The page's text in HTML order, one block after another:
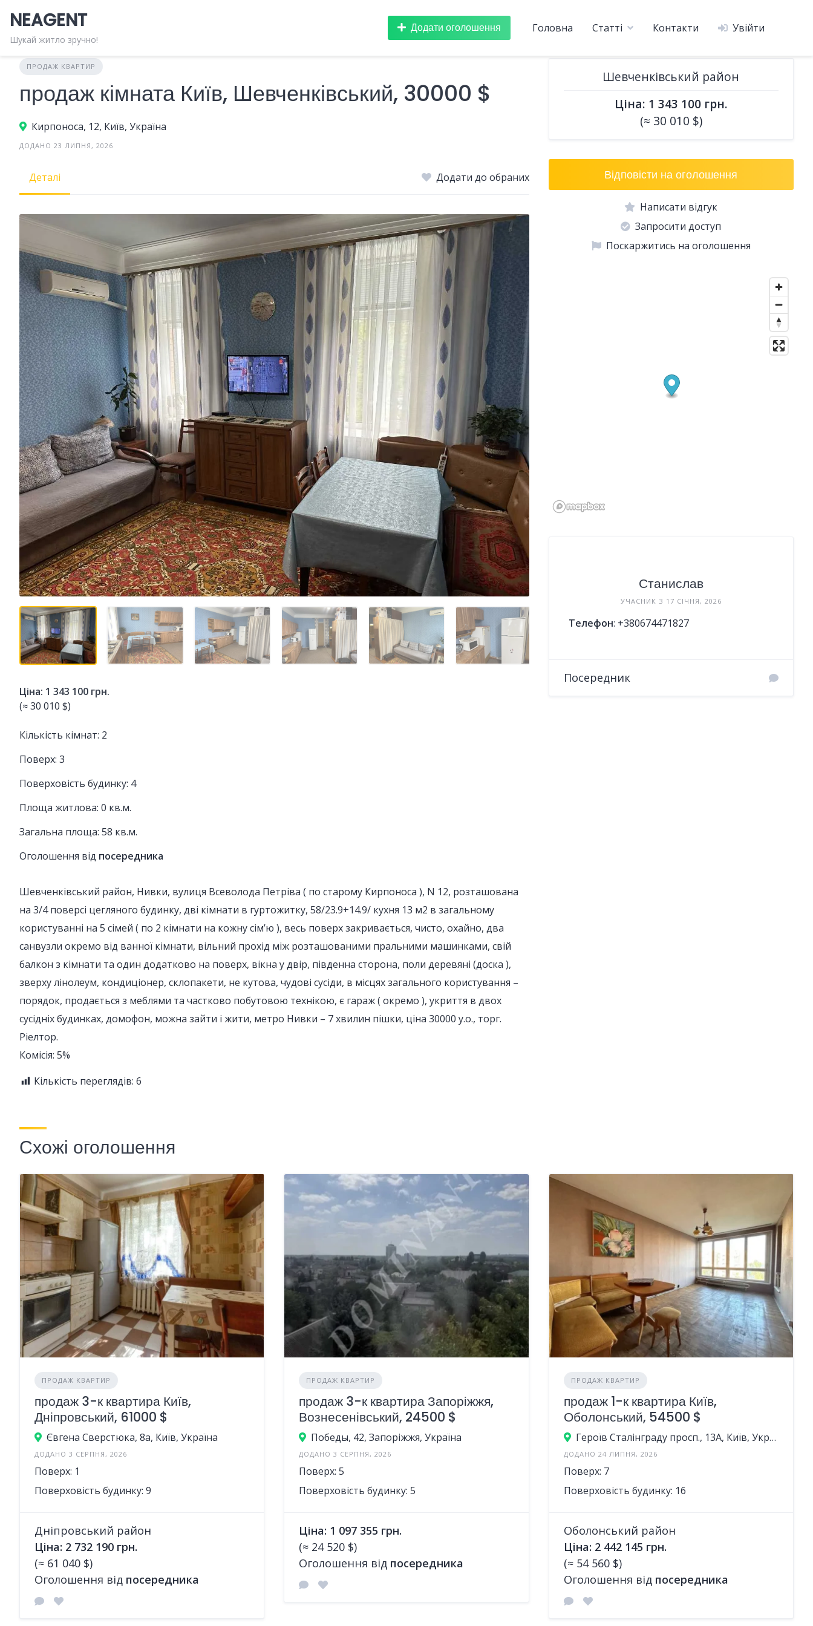
content
NEAGENT
Шукай житло зручно!
Головна Статті Контакти Увійти
Додати оголошення
ПРОДАЖ КВАРТИР
продаж кімната Київ, Шевченківський, 30000 $
Кирпоноса, 12, Київ, Україна
ДОДАНО 23 ЛИПНЯ, 2026
Деталі Додати до обраних
Ціна: 1 343 100 грн.
(≈ 30 010 $)
Кількість кімнат: 2
Поверх: 3
Поверховість будинку: 4
Площа житлова: 0 кв.м.
Загальна площа: 58 кв.м.
Оголошення від посередника
Шевченківський район, Нивки, вулиця Всеволода Петріва ( по старому Кирпоноса ), N 12, розташована
на 3/4 поверсі цегляного будинку, дві кімнати в гуртожитку, 58/23.9+14.9/ кухня 13 м2 в загальному
користуванні на 5 сімей ( по 2 кімнати на кожну сім’ю ), весь поверх закривається, чисто, охайно, два
санвузли окремо від ванної кімнати, вільний прохід між розташованими пральними машинками, свій
балкон з кімнати та один додатково на поверх, вікна у двір, південна сторона, поли деревяні (доска ),
зверху лінолеум, кондиціонер, склопакети, не кутова, чудові сусіди, в місцях загального користування –
порядок, продається з меблями та частково побутовою технікою, є гараж ( окремо ), укриття в двох
сусідніх будинках, домофон, можна зайти і жити, метро Нивки – 7 хвилин пішки, ціна 30000 у.о., торг.
Ріелтор.
Комісія: 5%
Кількість переглядів: 6
Шевченківський район
Ціна: 1 343 100 грн.
(≈ 30 010 $)
Відповісти на оголошення
Написати відгук
Запросити доступ
Поскаржитись на оголошення
Станислав
УЧАСНИК З 17 СІЧНЯ, 2026
Телефон: +380674471827
Посередник
Схожі оголошення
ПРОДАЖ КВАРТИР
продаж 3-к квартира Київ,
Дніпровський, 61000 $
Євгена Сверстюка, 8а, Київ, Україна
ДОДАНО 3 СЕРПНЯ, 2026
Поверх: 1
Поверховість будинку: 9
Дніпровський район
Ціна: 2 732 190 грн.
(≈ 61 040 $)
Оголошення від посередника
ПРОДАЖ КВАРТИР
продаж 3-к квартира Запоріжжя,
Вознесенівський, 24500 $
Победы, 42, Запоріжжя, Україна
ДОДАНО 3 СЕРПНЯ, 2026
Поверх: 5
Поверховість будинку: 5
Ціна: 1 097 355 грн.
(≈ 24 520 $)
Оголошення від посередника
ПРОДАЖ КВАРТИР
продаж 1-к квартира Київ,
Оболонський, 54500 $
Героїв Сталінграду просп., 13А, Київ, Україна
ДОДАНО 24 ЛИПНЯ, 2026
Поверх: 7
Поверховість будинку: 16
Оболонський район
Ціна: 2 442 145 грн.
(≈ 54 560 $)
Оголошення від посередника